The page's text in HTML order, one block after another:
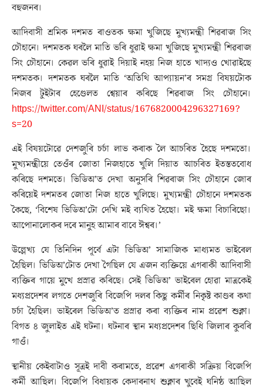
বহুজনৰ।
আদিবাসী শ্ৰমিক দশমত ৰাওতক ক্ষমা খুজিছে মুখ্যমন্ত্ৰী শিৱৰাজ সিং
চৌহানে। দশমতক ঘৰলৈ মাতি ভৰি ধুৱাই ক্ষমা খুজিছে মুখ্যমন্ত্ৰী শিৱৰাজ
সিং চৌহানে। কেৱল ভৰি ধুৱাই দিয়াই নহয় নিজ হাতে খাদ্যও খোৱাইছে
দশমতক। দশমতক ঘৰলৈ মাতি ‘অতিথি আপ্যায়ন’ৰ সমগ্ৰ বিষয়টোক
নিজৰ টুইটাৰ হেণ্ডেলত শ্বেয়াৰ কৰিছে শিৱৰাজ সিং চৌহানে।
https://twitter.com/ANI/status/1676820004296327169?
s=20
এই বিষয়টোৱে দেশজুৰি চৰ্চা লাভ কৰাক লৈ আচৰিত হৈছে দশমতো।
মুখ্যমন্ত্ৰীয়ে তেওঁৰ জোতা নিজহাতে খুলি দিয়াত আচৰিত ইতস্ততবোধ
কৰিছে দশমতে। ভিডিঅ’ত দেখা অনুসৰি শিৱৰাজ সিং চৌহানে জোৰ
কৰিয়েই দশমতৰ জোতা নিজ হাতে খুলিছে। মুখ্যমন্ত্ৰী চৌহানে দশমতক
কৈছে, ‘বিশেষ ভিডিঅ’টো দেখি মই ব্যথিত হৈছো। মই ক্ষমা বিচাৰিছো।
আপোনালোকৰ দৰে মানুহ আমাৰ বাবে ঈশ্বৰ।’
উল্লেখ্য যে তিনিদিন পূৰ্বে এটা ভিডিঅ’ সামাজিক মাধ্যমত ভাইৰেল
হৈছিল। ভিডিঅ’টোত দেখা গৈছিল যে এজন ব্যক্তিয়ে এগৰাকী আদিবাসী
ব্যক্তিৰ গায়ে মুখে প্ৰস্ৰাৱ কৰিছে। সেই ভিডিঅ’ ভাইৰেল হোৱা মাত্ৰকেই
মধ্যপ্ৰদেশৰ লগতে দেশজুৰি বিজেপি দলৰ কিছু কৰ্মীৰ নিকৃষ্ট কাণ্ডৰ কথা
চৰ্চা হৈছিল। ভাইৰেল ভিডিঅ’ত প্ৰস্ৰাৱ কৰা ব্যক্তিৰ নাম প্ৰৱেশ শুক্লা।
বিগত ৪ জুলাইত এই ঘটনা। ঘটনাৰ স্থান মধ্যপ্ৰদেশৰ ছিধি জিলাৰ কুবৰি
গাওঁ।
স্থানীয় কেইবাটাও সূত্ৰই দাবী কৰামতে, প্ৰৱেশ এগৰাকী সক্ৰিয় বিজেপি
কৰ্মী আছিল। বিজেপি বিধায়ক কেদাৰনাথ শুক্লাৰ খুবেই ঘনিষ্ঠ আছিল